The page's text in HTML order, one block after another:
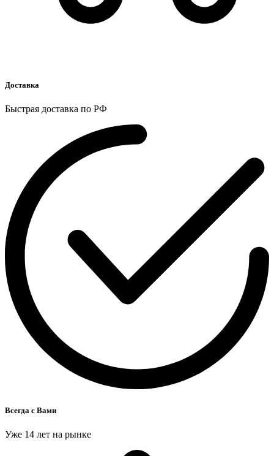
Доставка
Быстрая доставка по РФ
Всегда с Вами
Уже 14 лет на рынке